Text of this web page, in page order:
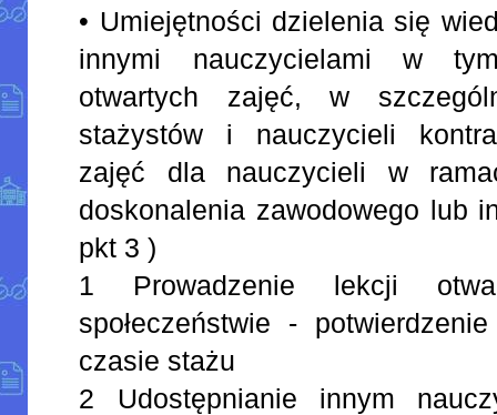
• Umiejętności dzielenia się
innymi nauczycielami w
otwartych zajęć, w
stażystów i nauczycieli
zajęć dla nauczycieli w
doskonalenia zawodowego lub
pkt 3 )
1 Prowadzenie lekcji
społeczeństwie -
czasie stażu
2 Udostępnianie innym